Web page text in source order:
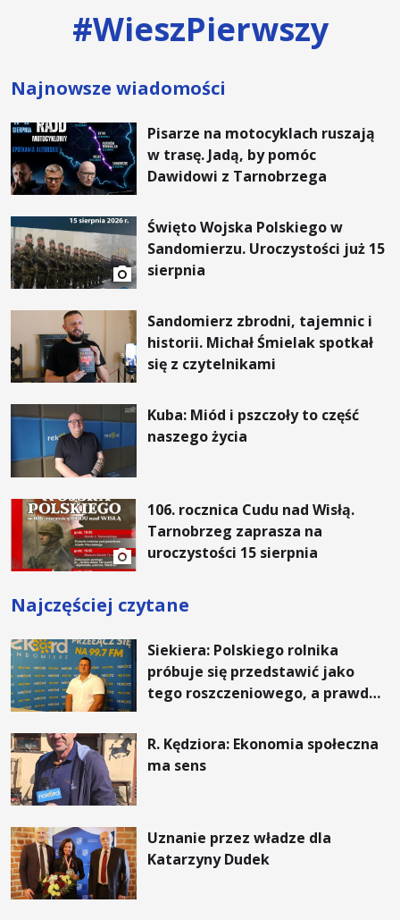
#WieszPierwszy
Najnowsze wiadomości
Pisarze na motocyklach ruszają
w trasę. Jadą, by pomóc
Dawidowi z Tarnobrzega
Święto Wojska Polskiego w
Sandomierzu. Uroczystości już 15
sierpnia
Sandomierz zbrodni, tajemnic i
historii. Michał Śmielak spotkał
się z czytelnikami
Kuba: Miód i pszczoły to część
naszego życia
106. rocznica Cudu nad Wisłą.
Tarnobrzeg zaprasza na
uroczystości 15 sierpnia
Najczęściej czytane
Siekiera: Polskiego rolnika
próbuje się przedstawić jako
tego roszczeniowego, a prawda
R. Kędziora: Ekonomia społeczna
ma sens
Uznanie przez władze dla
Katarzyny Dudek